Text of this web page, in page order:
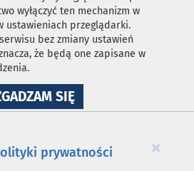
wyłączyć ten mechanizm w
ustawieniach przeglądarki.
bez zmiany ustawień
że będą one zapisane w
SIĘNA
WYKORZYSTANIE
×
prywatności